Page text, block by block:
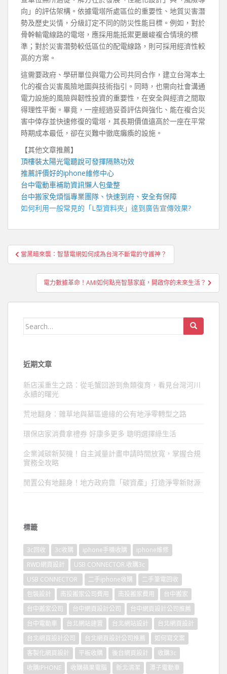
向」的評估架構。依據電塔所處區位的重要性、地質災害潛
勢及歷史災情，分級訂定不同的防災性能目標。例如，對於
骨幹輸電線路的電塔，應採用能抵禦更嚴峻複合情境的標
準；對於災害潛勢較低區位的配電線路，則可採用經濟性較
高的方案。
這需要政府、學研單位與電力公司共同合作，建立台灣本土
化的複合災害風險地圖與技術指引。同時，也需向社會溝通
電力設施的風險與韌性投資的重要性，在安全與經濟之間取
得理性平衡。畢竟，一座經過妥善評估與強化、能在複合災
害中倖存並快速修復的電塔，其長期價值遠高於一座在平常
時期成本最低，卻在災難中徹底癱瘓的設施。
【其他文章推薦】
頂樓裝太陽光電聽說可發揮隔熱功效
推薦評價好的iphone維修中心
台中電動車補助資訊懶人包彙整
台中搬家免煩惱專業團隊、快速到府、安全有保障
如何利用一般常見的「L型資料夾」達到廣告宣傳效果?
文
章
當黑暗來襲：智慧電網如何成為台灣不斷電的守護神？
電力數據革命！AMI如何點亮智慧家庭，開啟你的未來生活？
Search
近期文章
新店溪重生之路：從毛蟹回游到魚類復育，看見台灣河川
永續的曙光
荒地翻身：雜草地與墓區邊緣的公有地淨零轉型之路
環保店家消費拿禮券 好康多更多 聰明選擇綠生活
企業減碳新契機！自主減量計畫申請時間放寬，掌握合規
實務全攻略
閒置公有地翻身！地方政府靠「碳資產」打造淨零新財源
標籤
3c回收 3c收購 iphone手機收購
iphone維修
RWD網頁設計
USB CONNECTOR.收購3c
USB CONNECTOR
二手iphone收購
二手筆電回收
包裝設計
南投搬家公司費用 南投搬家費用
台中搬家
台中搬家公司
台中網頁設計公司
台中網頁設計公司推薦
台中電動車
台北網站建置 台北網站設計
台北網頁設計
台北網頁設計公司
台北網頁設計公司推薦
如何寫文案
客製化網頁設計
平板收購 後台網頁設計
收購3c
收購IPHONE
收購蘋果電腦 新北清潔
潭子電動車